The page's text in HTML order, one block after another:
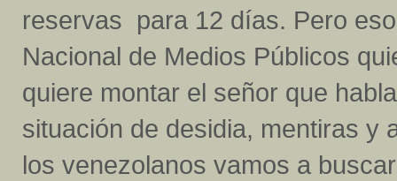
reservas para 12 días. Pero
Nacional de Medios Públicos
quiere montar el señor que
situación de desidia, mentiras y
los venezolanos vamos a